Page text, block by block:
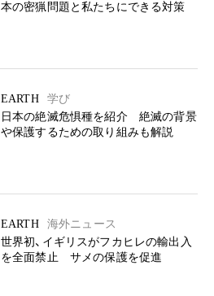
本の密猟問題と私たちにできる対策
EARTH
学び
日本の絶滅危惧種を紹介 絶滅の背景
や保護するための取り組みも解説
EARTH
海外ニュース
世界初、イギリスがフカヒレの輸出入
を全面禁止 サメの保護を促進